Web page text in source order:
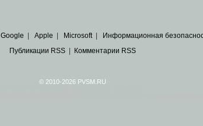
Google Apple Microsoft| Информационная
Публикации RSS| Комментарии RSS
© 2010-2026 PVSM.RU